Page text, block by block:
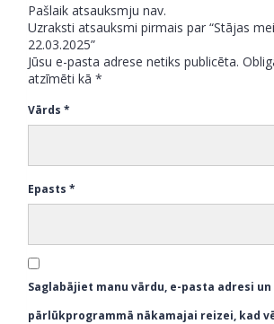
Pašlaik atsauksmju nav.
Uzraksti atsauksmi pirmais par “Stājas
22.03.2025”
Jūsu e-pasta adrese netiks publicēta.
atzīmēti kā *
Vārds *
Epasts *
Saglabājiet manu vārdu, e-pasta adresi
pārlūkprogrammā nākamajai reizei, kad